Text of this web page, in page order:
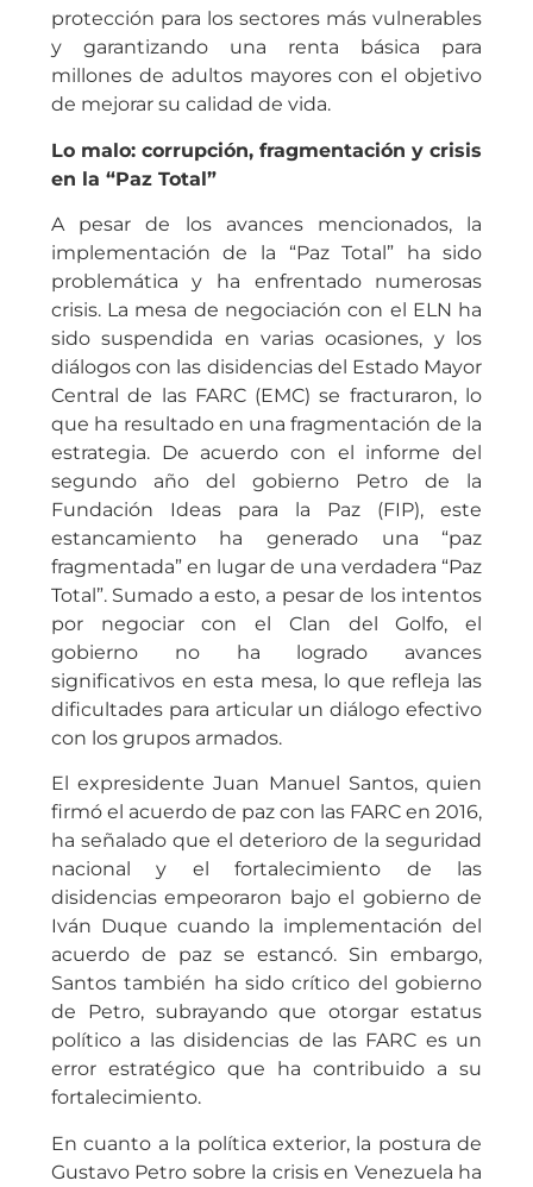
protección para los sectores más vulnerables
y garantizando una renta básica para
millones de adultos mayores con el objetivo
de mejorar su calidad de vida.
Lo malo: corrupción, fragmentación y crisis
en la “Paz Total”
A pesar de los avances mencionados, la
implementación de la “Paz Total” ha sido
problemática y ha enfrentado numerosas
crisis. La mesa de negociación con el ELN ha
sido suspendida en varias ocasiones, y los
diálogos con las disidencias del Estado Mayor
Central de las FARC (EMC) se fracturaron, lo
que ha resultado en una fragmentación de la
estrategia​. De acuerdo con el informe del
segundo año del gobierno Petro de la
Fundación Ideas para la Paz (FIP), este
estancamiento ha generado una “paz
fragmentada” en lugar de una verdadera “Paz
Total”. Sumado a esto, a pesar de los intentos
por negociar con el Clan del Golfo, el
gobierno no ha logrado avances
significativos en esta mesa, lo que refleja las
dificultades para articular un diálogo efectivo
con los grupos armados.
El expresidente Juan Manuel Santos, quien
firmó el acuerdo de paz con las FARC en 2016,
ha señalado que el deterioro de la seguridad
nacional y el fortalecimiento de las
disidencias empeoraron bajo el gobierno de
Iván Duque cuando la implementación del
acuerdo de paz se estancó. Sin embargo,
Santos también ha sido crítico del gobierno
de Petro, subrayando que otorgar estatus
político a las disidencias de las FARC es un
error estratégico que ha contribuido a su
fortalecimiento.
En cuanto a la política exterior, la postura de
Gustavo Petro sobre la crisis en Venezuela ha